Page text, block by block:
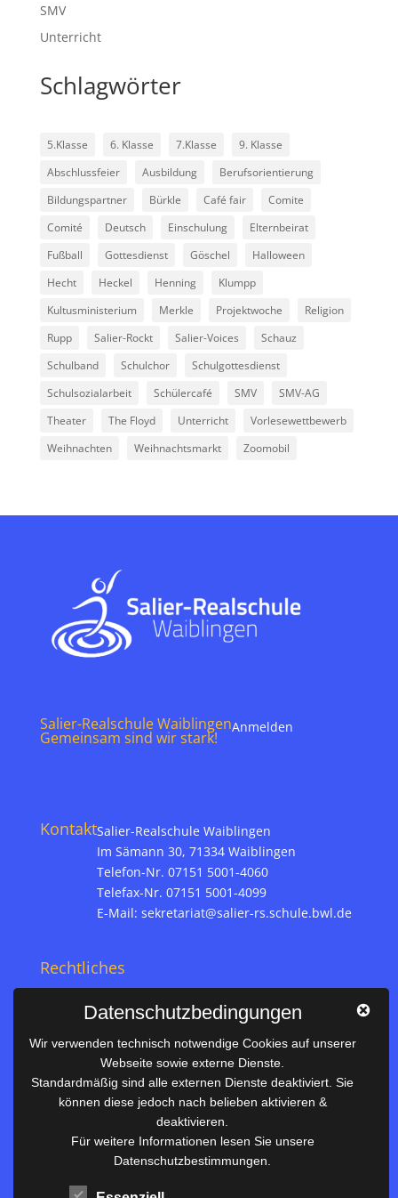
SMV
Unterricht
Schlagwörter
5.Klasse 6. Klasse 7.Klasse
9. Klasse
Abschlussfeier
Ausbildung
Berufsorientierung
Bildungspartner
Bürkle Café fair
Comite
Comité
Deutsch Einschulung
Elternbeirat
Fußball
Gottesdienst Göschel
Halloween
Hecht
Heckel Henning
Klumpp
Kultusministerium
Merkle Projektwoche
Religion
Rupp
Salier-Rockt Salier-Voices
Schauz
Schulband
Schulchor
Schulgottesdienst
Schulsozialarbeit
Schülercafé SMV
SMV-AG
Theater
The Floyd Unterricht
Vorlesewettbewerb
Weihnachten
Weihnachtsmarkt Zoomobil
Salier-Realschule Waiblingen
Gemeinsam sind wir stark!
Anmelden
KontaktSalier-Realschule Waiblingen
Im Sämann 30, 71334 Waiblingen
Telefon-Nr. 07151 5001-4060
Telefax-Nr. 07151 5001-4099
E-Mail: sekretariat@salier-rs.schule.bwl.de
Rechtliches
Datenschutz
Nützliches
Vertretungsplan
Unterrichtszeiten
Downloadbereich
Terminkalender
Datenschutzbedingungen
Wir verwenden technisch notwendige Cookies auf unserer
Webseite sowie externe Dienste.
Standardmäßig sind alle externen Dienste deaktiviert. Sie
können diese jedoch nach belieben aktivieren &
deaktivieren.
Für weitere Informationen lesen Sie unsere
Datenschutzbestimmungen.